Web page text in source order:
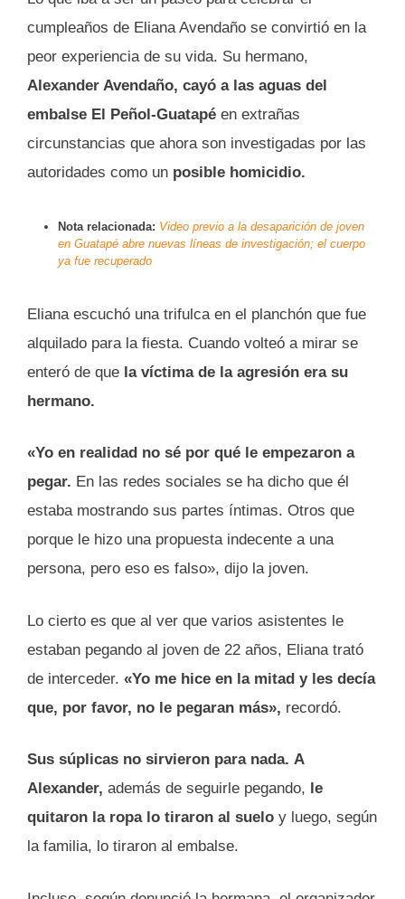
cumpleaños de Eliana Avendaño se convirtió en la
peor experiencia de su vida. Su hermano,
Alexander Avendaño, cayó a las aguas del
embalse El Peñol-Guatapé en extrañas
circunstancias que ahora son investigadas por las
autoridades como un posible homicidio.
Nota relacionada: Video previo a la desaparición de joven
en Guatapé abre nuevas líneas de investigación; el cuerpo
ya fue recuperado
Eliana escuchó una trifulca en el planchón que fue
alquilado para la fiesta. Cuando volteó a mirar se
enteró de que la víctima de la agresión era su
hermano.
«Yo en realidad no sé por qué le empezaron a
pegar. En las redes sociales se ha dicho que él
estaba mostrando sus partes íntimas. Otros que
porque le hizo una propuesta indecente a una
persona, pero eso es falso», dijo la joven.
Lo cierto es que al ver que varios asistentes le
estaban pegando al joven de 22 años, Eliana trató
de interceder. «Yo me hice en la mitad y les decía
que, por favor, no le pegaran más», recordó.
Sus súplicas no sirvieron para nada. A
Alexander, además de seguirle pegando, le
quitaron la ropa lo tiraron al suelo y luego, según
la familia, lo tiraron al embalse.